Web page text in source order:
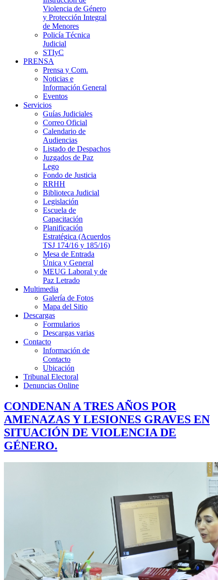
Violencia de Género
y Protección Integral
de Menores
Policía Técnica
Judicial
STIyC
PRENSA
Prensa y Com.
Noticias e
Información General
Eventos
Servicios
Guías Judiciales
Correo Oficial
Calendario de
Audiencias
Listado de Despachos
Juzgados de Paz
Lego
Fondo de Justicia
RRHH
Biblioteca Judicial
Legislación
Escuela de
Capacitación
Planificación
Estratégica (Acuerdos
TSJ 174/16 y 185/16)
Mesa de Entrada
Única y General
MEUG Laboral y de
Paz Letrado
Multimedia
Galería de Fotos
Mapa del Sitio
Descargas
Formularios
Descargas varias
Contacto
Información de
Contacto
Ubicación
Tribunal Electoral
Denuncias Online
CONDENAN A TRES AÑOS POR
AMENAZAS Y LESIONES GRAVES EN
SITUACIÓN DE VIOLENCIA DE
GÉNERO.